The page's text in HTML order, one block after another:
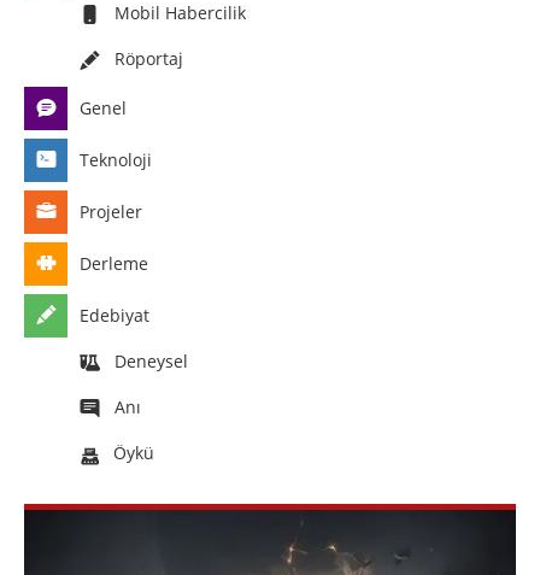
Mobil Habercilik
Röportaj
Genel
Teknoloji
Projeler
Derleme
Edebiyat
Deneysel
Anı
Öykü